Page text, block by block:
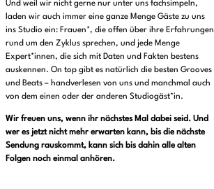
Und weil wir nicht gerne nur unter uns fachsimpeln,
laden wir auch immer eine ganze Menge Gäste zu uns
ins Studio ein: Frauen*, die offen über ihre Erfahrungen
rund um den Zyklus sprechen, und jede Menge
Expert*innen, die sich mit Daten und Fakten bestens
auskennen. On top gibt es natürlich die besten Grooves
und Beats – handverlesen von uns und manchmal auch
von dem einen oder der anderen Studiogäst*in.
Wir freuen uns, wenn ihr nächstes Mal dabei seid. Und
wer es jetzt nicht mehr erwarten kann, bis die nächste
Sendung rauskommt, kann sich bis dahin alle alten
Folgen noch einmal anhören.